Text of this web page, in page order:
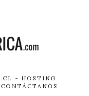
- HOSTING
CONTÁCTANOS